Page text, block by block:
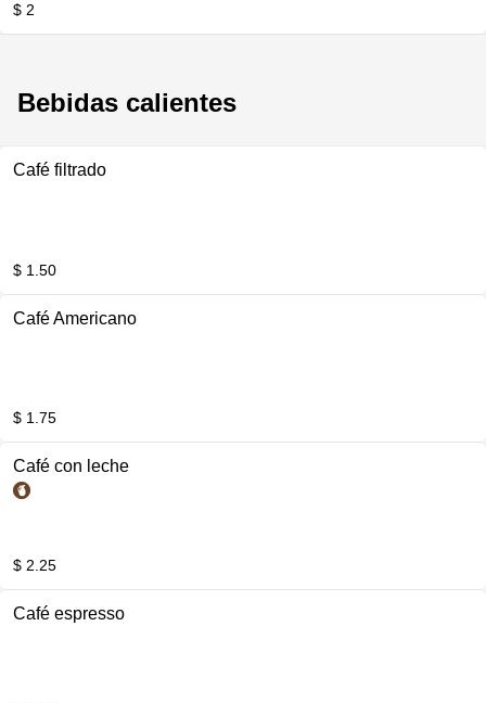
$ 2
Bebidas calientes
Café filtrado
$ 1.50
Café Americano
$ 1.75
Café con leche
$ 2.25
Café espresso